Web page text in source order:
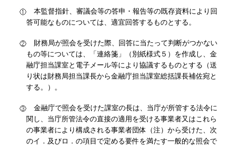
本監督指針、審議会等の答申・報告等の既存資料により回
答可能なものについては、適宜回答するものとする。
財務局が照会を受けた際、回答に当たって判断がつかない
もの等については、「連絡箋」（別紙様式５）を作成し、金
融庁担当課室と電子メール等により協議するものとする（送
り状は財務局担当課長から金融庁担当課室総括課長補佐宛と
する。）。
金融庁で照会を受けた課室の長は、当庁が所管する法令に
関し、当庁所管法令の直接の適用を受ける事業者又はこれら
の事業者により構成される事業者団体（注）から受けた、次
のイ．及びロ．の項目で定める要件を満たす一般的な照会で